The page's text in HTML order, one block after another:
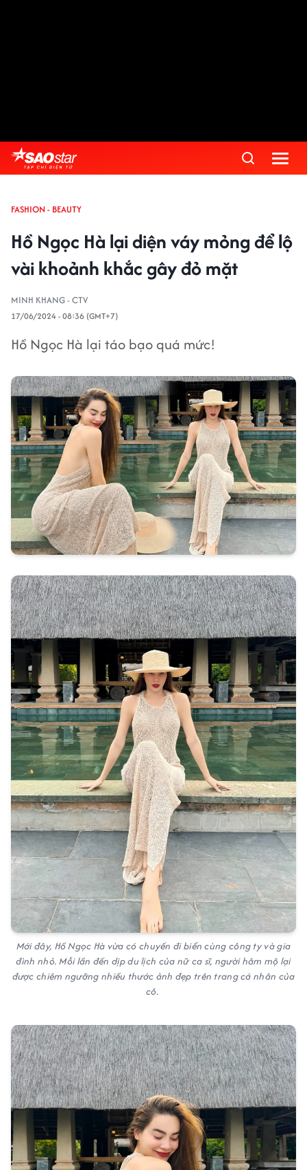
FASHION - BEAUTY
Hồ Ngọc Hà lại diện váy mỏng để lộ
vài khoảnh khắc gây đỏ mặt
MINH KHANG - CTV
17/06/2024 - 08:36 (GMT+7)
Hồ Ngọc Hà lại táo bạo quá mức!
Mới đây, Hồ Ngọc Hà vừa có chuyến đi biển cùng công ty và gia
đình nhỏ. Mỗi lần đến dịp du lịch của nữ ca sĩ, người hâm mộ lại
được chiêm ngưỡng nhiều thước ảnh đẹp trên trang cá nhân của
cô.